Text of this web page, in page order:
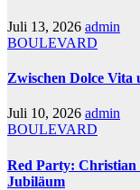
Juli 13, 2026 admin
BOULEVARD
Zwischen Dolce
Juli 10, 2026 admin
BOULEVARD
Red Party: Christian
Jubiläum